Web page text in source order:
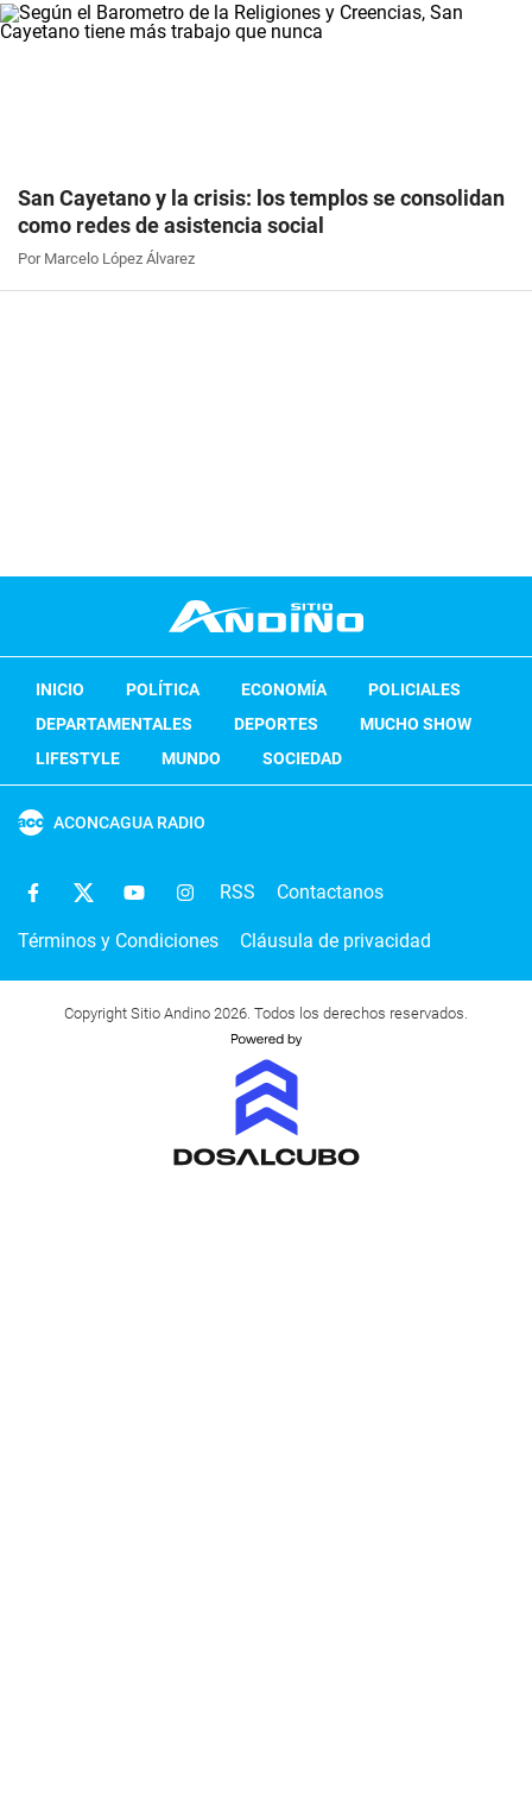
San Cayetano y la crisis: los templos se consolidan
como redes de asistencia social
Por Marcelo López Álvarez
INICIO POLÍTICA ECONOMÍA
POLICIALES
DEPARTAMENTALES
DEPORTES
MUCHO SHOW
LIFESTYLE
MUNDO SOCIEDAD
ACONCAGUA RADIO
RSS Contactanos
Términos y Condiciones Cláusula de privacidad
Copyright Sitio Andino 2026. Todos los derechos reservados.